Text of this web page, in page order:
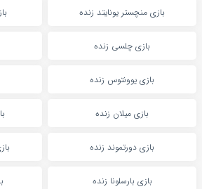
بازی منچستر یونایتد زنده
بازی چلسی زنده
بازی یوونتوس زنده
بازی میلان زنده
بازی دورتموند زنده
بازی بارسلونا زنده